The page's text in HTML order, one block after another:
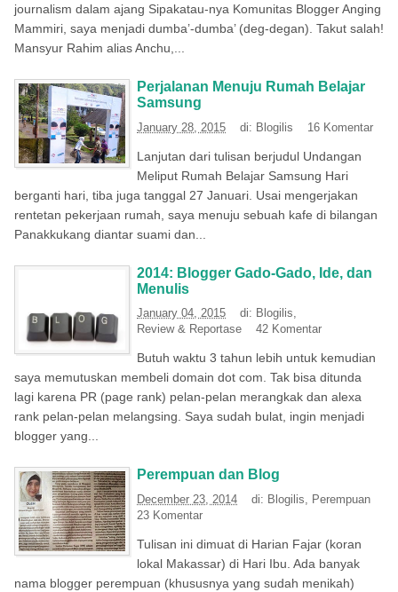
journalism dalam ajang Sipakatau-nya Komunitas Blogger Anging
Mammiri, saya menjadi dumba’-dumba’ (deg-degan). Takut salah!
Mansyur Rahim alias Anchu,...
Perjalanan Menuju Rumah Belajar
Samsung
January 28, 2015 di: Blogilis 16 Komentar
Lanjutan dari tulisan berjudul Undangan
Meliput Rumah Belajar Samsung Hari
berganti hari, tiba juga tanggal 27 Januari. Usai mengerjakan
rentetan pekerjaan rumah, saya menuju sebuah kafe di bilangan
Panakkukang diantar suami dan...
2014: Blogger Gado-Gado, Ide, dan
Menulis
January 04, 2015 di: Blogilis,
Review & Reportase
42 Komentar
Butuh waktu 3 tahun lebih untuk kemudian
saya memutuskan membeli domain dot com. Tak bisa ditunda
lagi karena PR (page rank) pelan-pelan merangkak dan alexa
rank pelan-pelan melangsing. Saya sudah bulat, ingin menjadi
blogger yang...
Perempuan dan Blog
December 23, 2014 di: Blogilis, Perempuan
23 Komentar
Tulisan ini dimuat di Harian Fajar (koran
lokal Makassar) di Hari Ibu. Ada banyak
nama blogger perempuan (khususnya yang sudah menikah)